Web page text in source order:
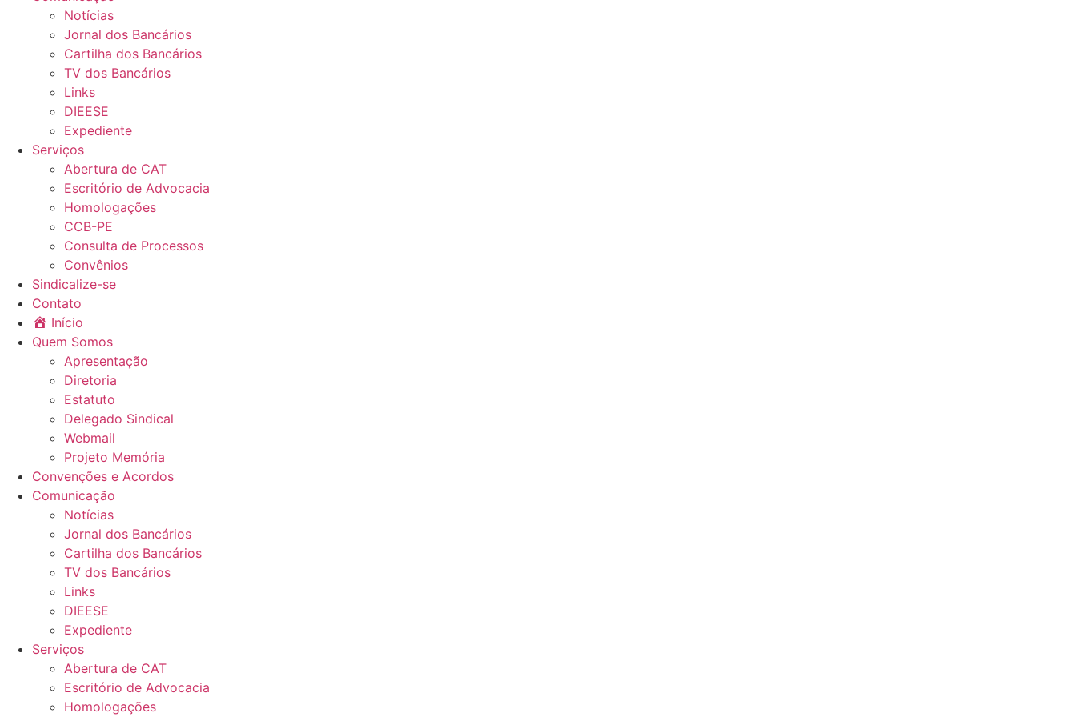
Notícias
Jornal dos Bancários
Cartilha dos Bancários
TV dos Bancários
Links
DIEESE
Expediente
Serviços
Abertura de CAT
Escritório de Advocacia
Homologações
CCB-PE
Consulta de Processos
Convênios
Sindicalize-se
Contato
Início
Quem Somos
Apresentação
Diretoria
Estatuto
Delegado Sindical
Webmail
Projeto Memória
Convenções e Acordos
Comunicação
Notícias
Jornal dos Bancários
Cartilha dos Bancários
TV dos Bancários
Links
DIEESE
Expediente
Serviços
Abertura de CAT
Escritório de Advocacia
Homologações